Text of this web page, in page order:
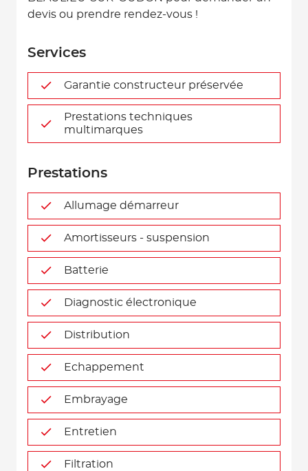
devis ou prendre rendez-vous !
Services
Garantie constructeur préservée
Prestations techniques
multimarques
Prestations
Allumage démarreur
Amortisseurs - suspension
Batterie
Diagnostic électronique
Distribution
Echappement
Embrayage
Entretien
Filtration